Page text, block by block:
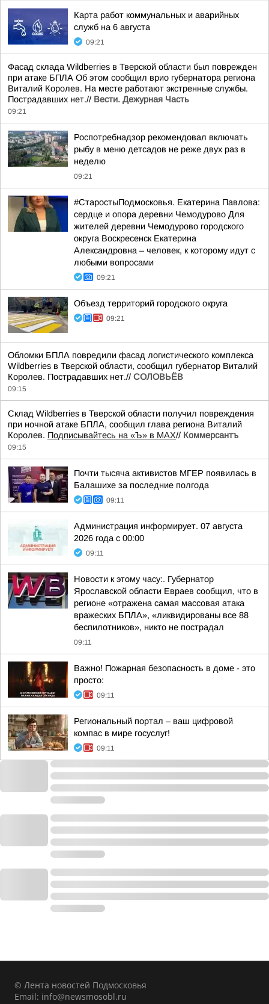
Карта работ коммунальных и аварийных
служб на 6 августа
09:21
Фасад склада Wildberries в Тверской области был поврежден
при атаке БПЛА Об этом сообщил врио губернатора региона
Виталий Королев. На месте работают экстренные службы.
Пострадавших нет.// Вести. Дежурная Часть
09:21
Роспотребнадзор рекомендовал включать
рыбу в меню детсадов не реже двух раз в
неделю
09:21
#СтаростыПодмосковья. Екатерина Павлова:
сердце и опора деревни Чемодурово Для
жителей деревни Чемодурово городского
округа Воскресенск Екатерина
Александровна – человек, к которому идут с
любыми вопросами
09:21
Объезд территорий городского округа
09:21
Обломки БПЛА повредили фасад логистического комплекса
Wildberries в Тверской области, сообщил губернатор Виталий
Королев. Пострадавших нет.// СОЛОВЬЁВ
09:15
Склад Wildberries в Тверской области получил повреждения
при ночной атаке БПЛА, сообщил глава региона Виталий
Королев. Подписывайтесь на «Ъ» в MAX// Коммерсантъ
09:15
Почти тысяча активистов МГЕР появилась в
Балашихе за последние полгода
09:11
Администрация информирует. 07 августа
2026 года с 00:00
09:11
Новости к этому часу:. Губернатор
Ярославской области Евраев сообщил, что в
регионе «отражена самая массовая атака
вражеских БПЛА», «ликвидированы все 88
беспилотников», никто не пострадал
09:11
Важно! Пожарная безопасность в доме - это
просто:
09:11
Региональный портал – ваш цифровой
компас в мире госуслуг!
09:11
© Лента новостей Подмосковья
Email: info@newsmosobl.ru